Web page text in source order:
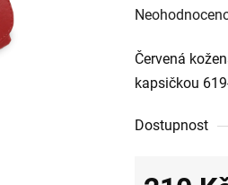
Průměrné
produktu
je
z
Červená
kapsičkou
Dostupnost